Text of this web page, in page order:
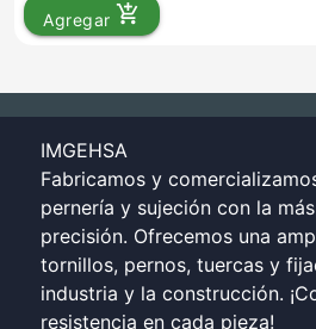
Agregar add_shopping_cart
IMGEHSA
Fabricamos y
pernería y sujeción con la
precisión. Ofrecemos una
tornillos, pernos, tuercas y
industria y la construcción.
resistencia en cada pieza!